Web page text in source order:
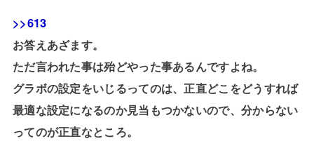
>>613
お答えあざます。
ただ言われた事は殆どやった事あるんですよね。
グラボの設定をいじるってのは、正直どこをどうすれば
最適な設定になるのか見当もつかないので、分からない
ってのが正直なところ。